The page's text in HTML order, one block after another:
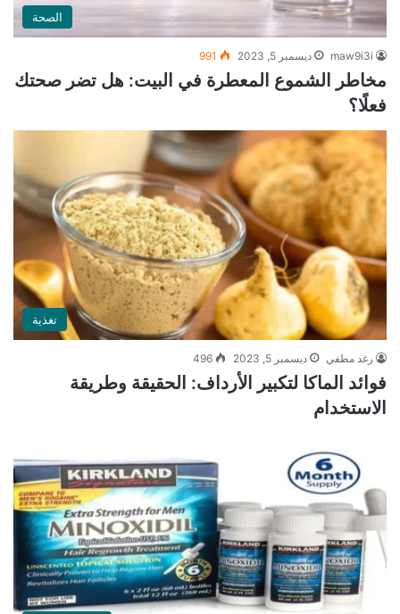
الصحة
maw9i3i ديسمبر 5, 2023 991
مخاطر الشموع المعطرة في البيت: هل تضر صحتك
فعلًا؟
تغذية
رغد مطفي ديسمبر 5, 2023 496
فوائد الماكا لتكبير الأرداف: الحقيقة وطريقة
الاستخدام